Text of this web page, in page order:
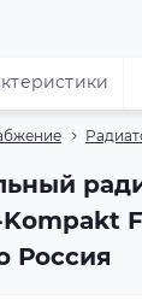
Россия